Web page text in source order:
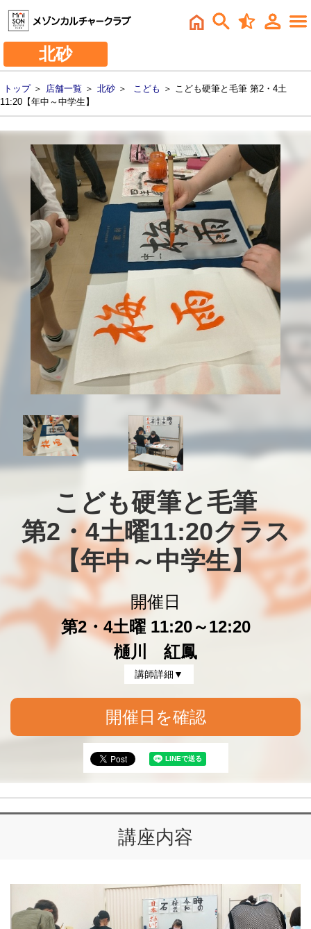
北砂
トップ＞ 店舗一覧 ＞ 北砂 ＞ こども ＞ こども硬筆と毛筆 第2・4土
11:20【年中～中学生】
こども硬筆と毛筆
第2・4土曜11:20クラス
【年中～中学生】
開催日
第2・4土曜 11:20～12:20
樋川 紅鳳
講師詳細▼
開催日を確認
講座内容